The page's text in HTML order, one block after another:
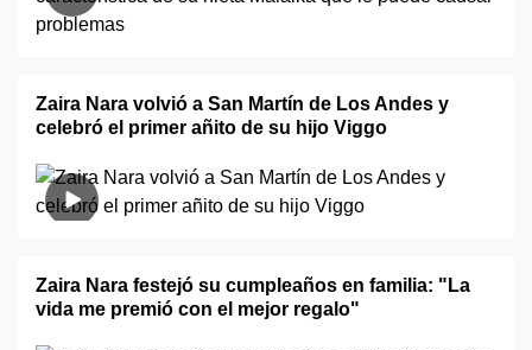
Zaira Nara volvió a San Martín de Los Andes y
celebró el primer añito de su hijo Viggo
Zaira Nara festejó su cumpleaños en familia: "La
vida me premió con el mejor regalo"